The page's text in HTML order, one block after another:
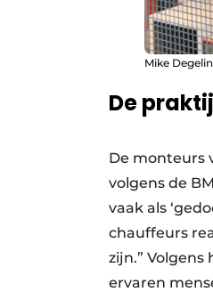
Mike
De
De monteurs
volgens de
vaak als
chauffeurs
zijn.”
ervaren